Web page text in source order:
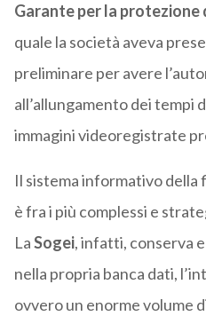
Garante per la protezione
quale la società aveva
preliminare per avere
all’allungamento dei tempi
immagini videoregistrate
Il sistema informativo della
è fra i più complessi e
LaSogei, infatti, conserva
nella propria banca dati,
ovvero un enorme volume